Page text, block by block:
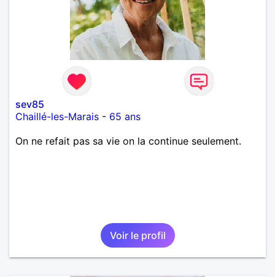
sev85
Chaillé-les-Marais - 65 ans
On ne refait pas sa vie on la continue seulement.
Voir le profil